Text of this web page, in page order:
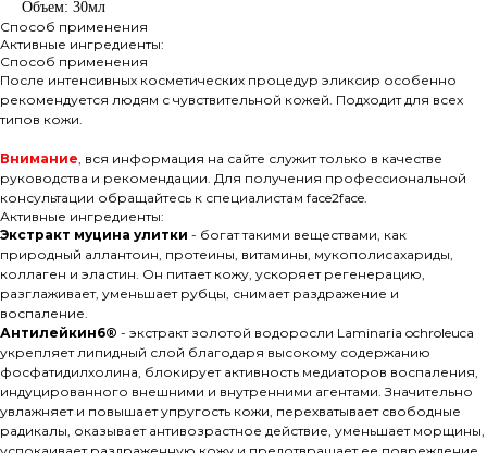
Объем: 30мл
Способ применения
Активные ингредиенты:
Способ применения
После интенсивных косметических процедур эликсир особенно
рекомендуется людям с чувствительной кожей. Подходит для всех
типов кожи.
Внимание, вся информация на сайте служит только в качестве
руководства и рекомендации. Для получения профессиональной
консультации обращайтесь к специалистам face2face.
Активные ингредиенты:
Экстракт муцина улитки - богат такими веществами, как
природный аллантоин, протеины, витамины, мукополисахариды,
коллаген и эластин. Он питает кожу, ускоряет регенерацию,
разглаживает, уменьшает рубцы, снимает раздражение и
воспаление.
Антилейкин6® - экстракт золотой водоросли Laminaria ochroleuca
укрепляет липидный слой благодаря высокому содержанию
фосфатидилхолина, блокирует активность медиаторов воспаления,
индуцированного внешними и внутренними агентами. Значительно
увлажняет и повышает упругость кожи, перехватывает свободные
радикалы, оказывает антивозрастное действие, уменьшает морщины,